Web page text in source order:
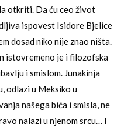
otkriti. Da ću ceo život
ispovest Isidore Bjelice
dosad niko nije znao ništa.
istovremeno je i filozofska
i smislom. Junakinja
odlazi u Meksiko u
našega bića i smisla, ne
nalazi u njenom srcu… I